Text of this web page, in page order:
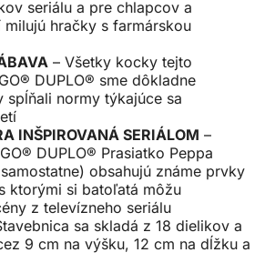
seriálu a pre chlapcov a
hračky s farmárskou
– Všetky kocky tejto
DUPLO® sme dôkladne
spĺňali normy týkajúce sa
INŠPIROVANÁ SERIÁLOM –
DUPLO® Prasiatko Peppa
obsahujú známe prvky
ktorými si batoľatá môžu
z televízneho seriálu
sa skladá z 18 dielikov a
9 cm na výšku, 12 cm na dĺžku a